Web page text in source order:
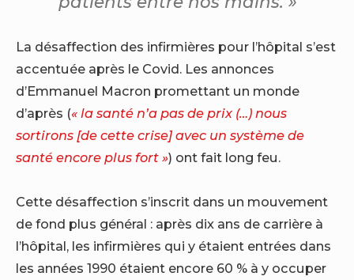
La désaffection des infirmières pour l’hôpital s’est
accentuée après le Covid. Les annonces
d’Emmanuel Macron promettant un monde
d’après (« la santé n’a pas de prix (…) nous
sortirons [de cette crise] avec un système de
santé encore plus fort ») ont fait long feu.
Cette désaffection s’inscrit dans un mouvement
de fond plus général : après dix ans de carrière à
l’hôpital, les infirmières qui y étaient entrées dans
les années 1990 étaient encore 60 % à y occuper